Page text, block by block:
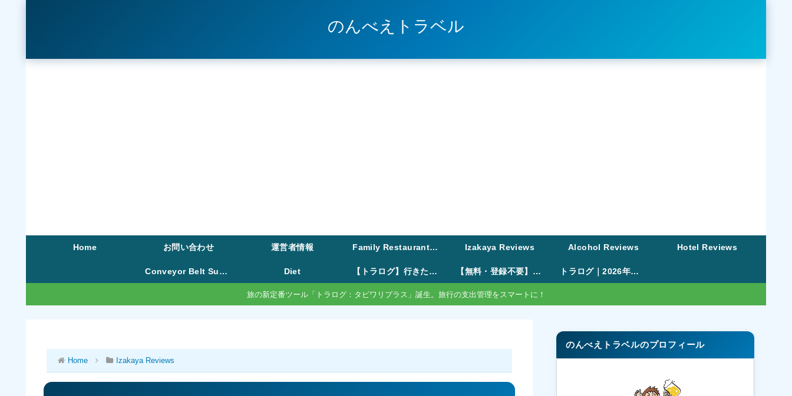
のんべえトラベル
Home お問い合わせ 運営者情報 Family Restaurant Drinking Izakaya Reviews Alcohol Reviews Hotel Reviews
Conveyor Belt Sushi Diet 【トラログ】行きたい所リストから旅費の割り勘まで。モード切替で自由な旅のしおり作成 【無料・登録不要】旅行の割り勘アプリおすすめ比較｜ポイント管理・複数日対応まで徹底解説 トラログ｜2026年版も作成可能！47都道府県塗りつぶしマップ・旅行記録ツール
旅の新定番ツール「トラログ：タビワリプラス」誕生。旅行の支出管理をスマートに！
Home Izakaya Reviews
のんべえトラベルのプロフィール